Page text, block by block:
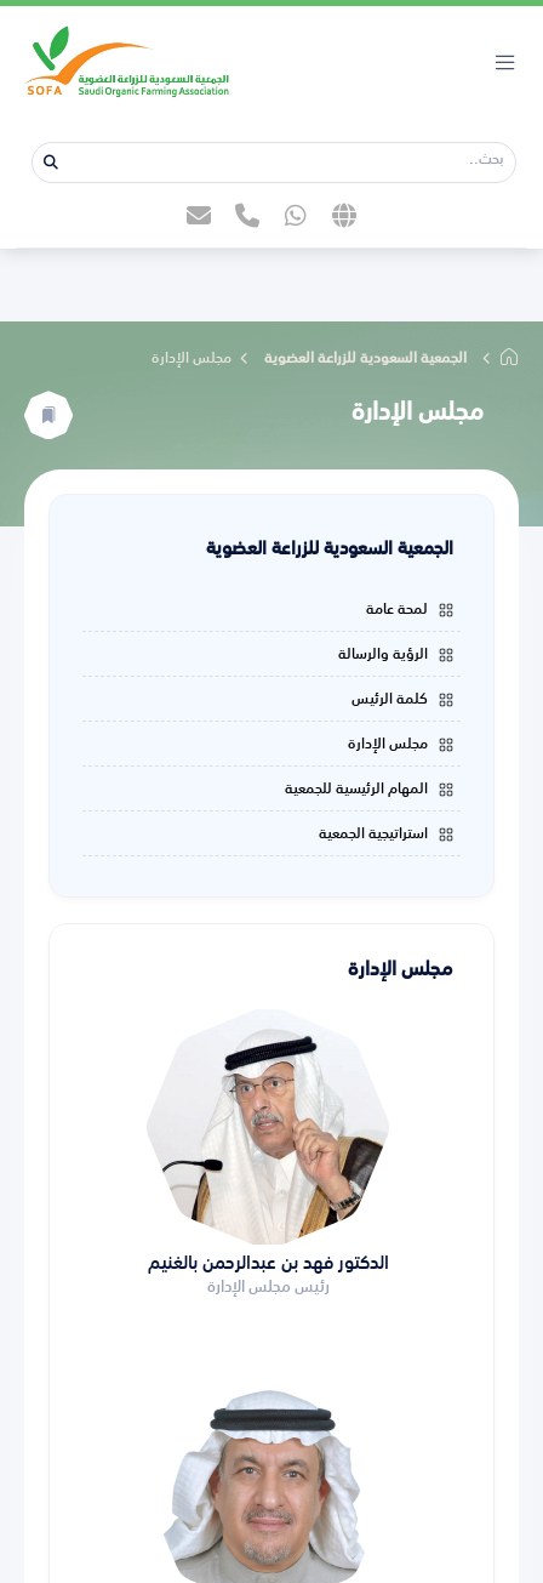
الجمعية السعودية للزراعة العضوية مجلس الإدارة
مجلس الإدارة
الجمعية السعودية للزراعة العضوية
لمحة عامة
الرؤية والرسالة
كلمة الرئيس
مجلس الإدارة
المهام الرئيسية للجمعية
استراتيجية الجمعية
مجلس الإدارة
الدكتور فهد بن عبدالرحمن بالغنيم
رئيس مجلس الإدارة